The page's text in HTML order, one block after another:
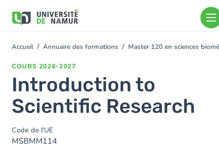
contenu
You
Accueil Annuaire des formations Master 120 en sciences
COURS 2026-2027
Introduction to
Scientific Research
Code de l'UE
MSBMM114